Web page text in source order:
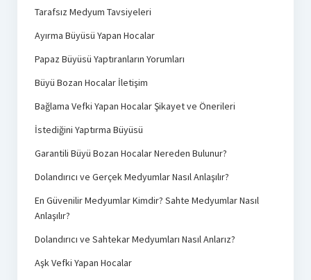
Tarafsız Medyum Tavsiyeleri
Ayırma Büyüsü Yapan Hocalar
Papaz Büyüsü Yaptıranların Yorumları
Büyü Bozan Hocalar İletişim
Bağlama Vefki Yapan Hocalar Şikayet ve Önerileri
İstediğini Yaptırma Büyüsü
Garantili Büyü Bozan Hocalar Nereden Bulunur?
Dolandırıcı ve Gerçek Medyumlar Nasıl Anlaşılır?
En Güvenilir Medyumlar Kimdir? Sahte Medyumlar Nasıl
Anlaşılır?
Dolandırıcı ve Sahtekar Medyumları Nasıl Anlarız?
Aşk Vefki Yapan Hocalar